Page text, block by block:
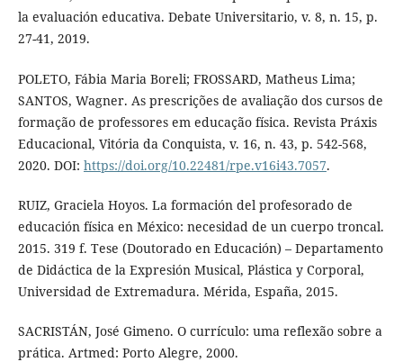
la evaluación educativa. Debate Universitario, v. 8, n. 15, p.
27-41, 2019.
POLETO, Fábia Maria Boreli; FROSSARD, Matheus Lima;
SANTOS, Wagner. As prescrições de avaliação dos cursos de
formação de professores em educação física. Revista Práxis
Educacional, Vitória da Conquista, v. 16, n. 43, p. 542-568,
2020. DOI: https://doi.org/10.22481/rpe.v16i43.7057.
RUIZ, Graciela Hoyos. La formación del profesorado de
educación física en México: necesidad de un cuerpo troncal.
2015. 319 f. Tese (Doutorado en Educación) – Departamento
de Didáctica de la Expresión Musical, Plástica y Corporal,
Universidad de Extremadura. Mérida, España, 2015.
SACRISTÁN, José Gimeno. O currículo: uma reflexão sobre a
prática. Artmed: Porto Alegre, 2000.